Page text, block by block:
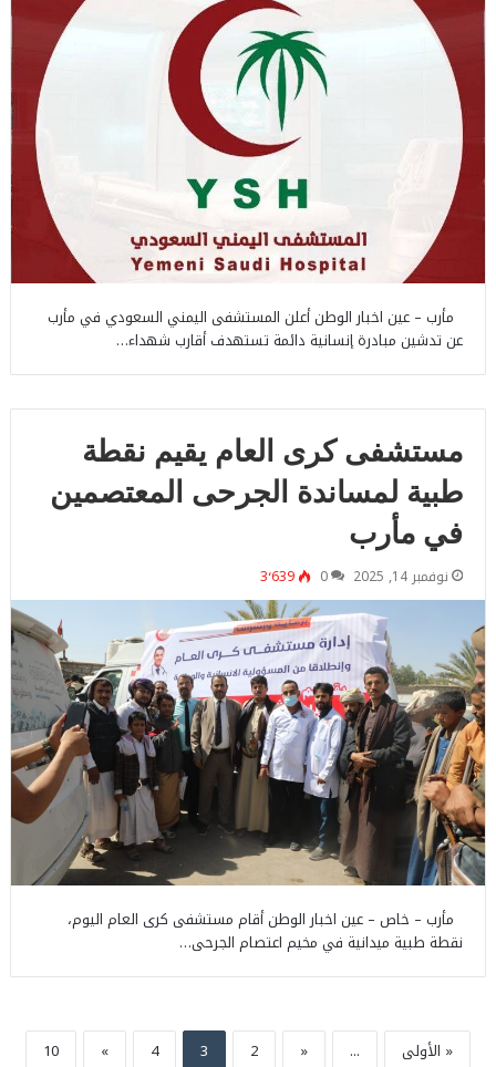
مأرب – عين اخبار الوطن أعلن المستشفى اليمني السعودي في مأرب
عن تدشين مبادرة إنسانية دائمة تستهدف أقارب شهداء…
مستشفى كرى العام يقيم نقطة
طبية لمساندة الجرحى المعتصمين
في مأرب
نوفمبر 14, 2025 0 3٬639
مأرب – خاص – عين اخبار الوطن أقام مستشفى كرى العام اليوم،
نقطة طبية ميدانية في مخيم اعتصام الجرحى…
« الأولى ...
«
2
3
4
»
10